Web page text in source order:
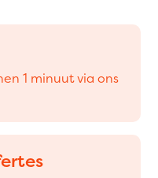
1 minuut via ons